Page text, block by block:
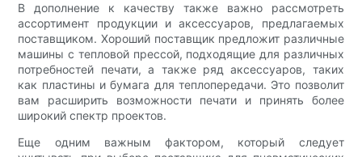
В дополнение к качеству также важно рассмотреть
ассортимент продукции и аксессуаров, предлагаемых
поставщиком. Хороший поставщик предложит различные
машины с тепловой прессой, подходящие для различных
потребностей печати, а также ряд аксессуаров, таких
как пластины и бумага для теплопередачи. Это позволит
вам расширить возможности печати и принять более
широкий спектр проектов.
Еще одним важным фактором, который следует